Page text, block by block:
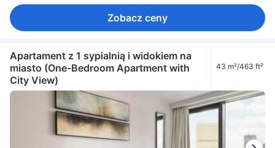
Zobacz ceny
Apartament z 1 sypialnią i widokiem na
miasto (One-Bedroom Apartment with
City View)
43 m²/463 ft²